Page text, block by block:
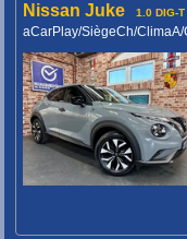
Nissan Juke 1.0 DIG-
aCarPlay/SiègeCh/